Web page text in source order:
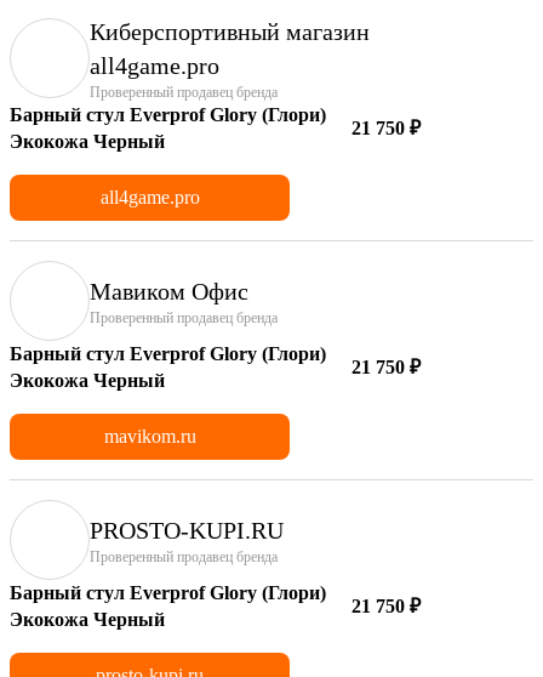
Киберспортивный магазин
аll4game.pro
Проверенный продавец бренда
Барный стул Everprof Glory (Глори)
Экокожа Черный
21 750 ₽
all4game.pro
Мавиком Офис
Проверенный продавец бренда
Барный стул Everprof Glory (Глори)
Экокожа Черный
21 750 ₽
mavikom.ru
PROSTO-KUPI.RU
Проверенный продавец бренда
Барный стул Everprof Glory (Глори)
Экокожа Черный
21 750 ₽